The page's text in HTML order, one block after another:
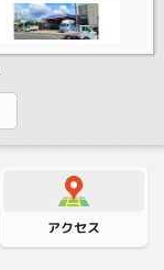
アクセス